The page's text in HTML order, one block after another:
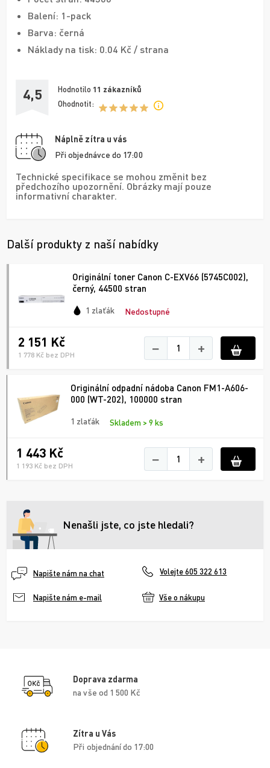
Balení: 1-pack
Barva: černá
Náklady na tisk: 0.04 Kč / strana
4,5 Hodnotilo 11 zákazníků
Ohodnotit:
Náplně zítra u vás
Při objednávce do 17:00
Technické specifikace se mohou změnit bez
předchozího upozornění. Obrázky mají pouze
informativní charakter.
Další produkty z naší nabídky
Originální toner Canon C-EXV66 (5745C002),
černý, 44500 stran
1 zlaťák Nedostupné
2 151 Kč
1 778 Kč bez DPH − +
Originální odpadní nádoba Canon FM1-A606-
000 (WT-202), 100000 stran
1 zlaťák Skladem > 9 ks
1 443 Kč
1 193 Kč bez DPH − +
Nenašli jste, co jste hledali?
Napište nám na chat Volejte 605 322 613
Napište nám e-mail Vše o nákupu
Doprava zdarma
na vše od 1 500 Kč
Zítra u Vás
Při objednání do 17:00